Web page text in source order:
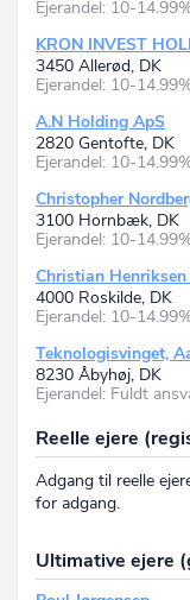
Ejerandel: 10-
KRON INVEST
3450 Allerød, DK
Ejerandel: 10-
A.N Holding ApS
2820 Gentofte, DK
Ejerandel: 10-
Christopher
3100 Hornbæk, DK
Ejerandel: 10-
Christian
4000 Roskilde, DK
Ejerandel: 10-
Teknologisvinget,
8230 Åbyhøj, DK
Ejerandel: Fuldt
Reelle ejere
Adgang til reelle
for adgang.
Ultimative ejere